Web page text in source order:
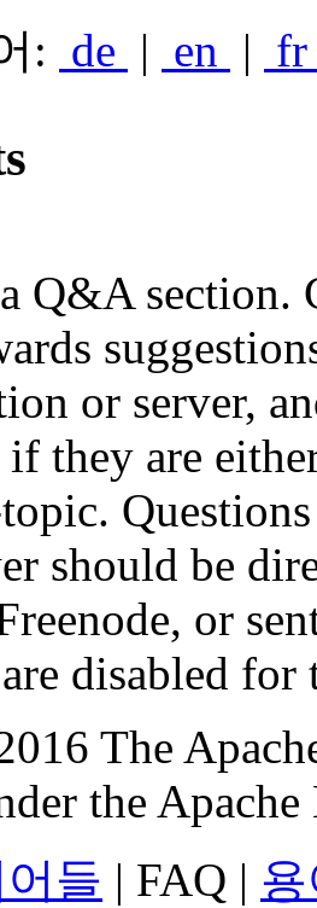
: de | en |
Q&A section.
or server,
they are
should be
or
disabled for
The
the
들 | FAQ |